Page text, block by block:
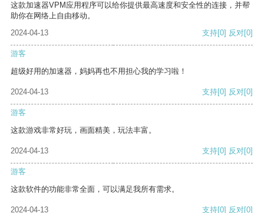
这款加速器VPM应用程序可以给你提供最高速度和安全性的连接，并帮
助你在网络上自由移动。
2024-04-13
支持[0] 反对[0]
游客
超级好用的加速器，妈妈再也不用担心我的学习啦！
2024-04-13 支持[0] 反对[0]
游客
这款游戏非常好玩，画面精美，玩法丰富。
2024-04-13 支持[0] 反对[0]
游客
这款软件的功能非常全面，可以满足我所有需求。
2024-04-13 支持[0] 反对[0]